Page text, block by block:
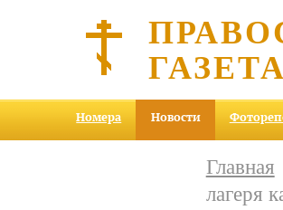
ГАЗЕТА
Номера Новости
Главная
лагеря